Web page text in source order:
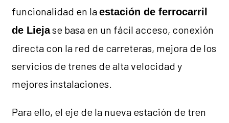
funcionalidad en laestación de ferrocarril
de Liejase basa en un fácil acceso, conexión
directa con la red de carreteras, mejora de los
servicios de trenes de alta velocidad y
mejores instalaciones.
Para ello, el eje de la nueva estación de tren